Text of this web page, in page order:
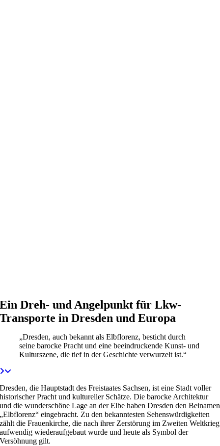
Ein Dreh- und Angelpunkt für Lkw-
Transporte in Dresden und Europa
„Dresden, auch bekannt als Elbflorenz, besticht durch
seine barocke Pracht und eine beeindruckende Kunst- und
Kulturszene, die tief in der Geschichte verwurzelt ist.“
Dresden, die Hauptstadt des Freistaates Sachsen, ist eine Stadt voller
historischer Pracht und kultureller Schätze. Die barocke Architektur
und die wunderschöne Lage an der Elbe haben Dresden den Beinamen
„Elbflorenz“ eingebracht. Zu den bekanntesten Sehenswürdigkeiten
zählt die Frauenkirche, die nach ihrer Zerstörung im Zweiten Weltkrieg
aufwendig wiederaufgebaut wurde und heute als Symbol der
Versöhnung gilt.